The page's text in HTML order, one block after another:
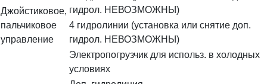
Джойстиковое,
пальчиковое
управление
гидрол. НЕВОЗМОЖНЫ)
4 гидролинии (установка или снятие доп.
гидрол. НЕВОЗМОЖНЫ)
Электропогрузчик для использ. в холодных
условиях